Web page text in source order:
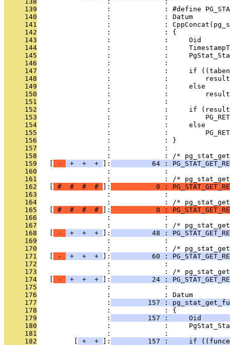
     139
:             : #define
     140
:             : Datum
     141
:             :
     142
:             : {
     143
:             :     Oid
     144
:             :
     145
:             :
     146
:             :
     147
:             :     if
     148
:             :
     149
:             :     else
     150
:             :
     151
:             :
     152
:             :     if
     153
:             :
     154
:             :     else
     155
:             :
     156
                 :             : }
     157
                 :             :
     158
:             : /*
     159
- + + + ]:
64 :
     160
                 :             :
     161
:             : /*
     162
# # # # ]:
0 :
     163
                 :             :
     164
:             : /*
     165
# # # # ]:
0 :
     166
                 :             :
     167
:             : /*
     168
- + + + ]:
48 :
     169
                 :             :
     170
:             : /*
     171
- + + + ]:
60 :
     172
                 :             :
     173
:             : /*
     174
- + + + ]:
24 :
     175
                 :             :
     176
                 :             : Datum
     177
                 :
157 :
     178
                 :             : {
     179
                 :
157 :     Oid
     180
:             :
     181
                 :             :
     182
+ + ]:
157 :     if